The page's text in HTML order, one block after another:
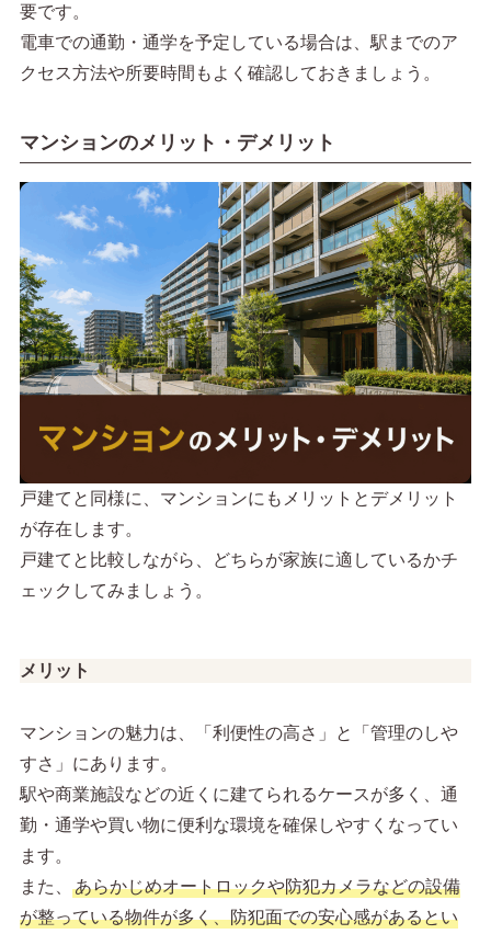
要です。
電車での通勤・通学を予定している場合は、駅までのア
クセス方法や所要時間もよく確認しておきましょう。
マンションのメリット・デメリット
戸建てと同様に、マンションにもメリットとデメリット
が存在します。
戸建てと比較しながら、どちらが家族に適しているかチ
ェックしてみましょう。
メリット
マンションの魅力は、「利便性の高さ」と「管理のしや
すさ」にあります。
駅や商業施設などの近くに建てられるケースが多く、通
勤・通学や買い物に便利な環境を確保しやすくなってい
ます。
また、
あらかじめオートロックや防犯カメラなどの設備
が整っている物件が多く、防犯面での安心感があるとい